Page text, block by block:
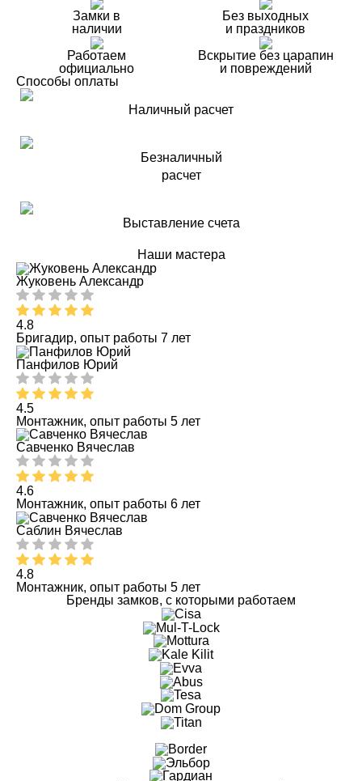
Замки в
наличии
Без выходных
и праздников
Работаем
официально
Вскрытие без царапин
и повреждений
Способы оплаты
Наличный расчет
Безналичный
расчет
Выставление счета
Наши мастера
Жуковень Александр
4.8
Бригадир, опыт работы 7 лет
Панфилов Юрий
4.5
Монтажник, опыт работы 5 лет
Савченко Вячеслав
4.6
Монтажник, опыт работы 6 лет
Саблин Вячеслав
4.8
Монтажник, опыт работы 5 лет
Бренды замков, с которыми работаем